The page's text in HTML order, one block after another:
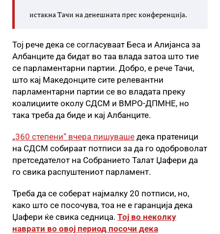
истакна Тачи на денешната прес конференција.
Тој рече дека се согласуваат Беса и Алијанса за
Албанците да бидат во таа влада затоа што тие
се парламентарни партии. Добро, е рече Тачи,
што кај Македонците сите релевантни
парламентарни партии се во владата преку
коалициите околу СДСМ и ВМРО-ДПМНЕ, но
така треба да биде и кај Албанците.
„360 степени“ вчера пишуваше дека пратеници
на СДСМ собираат потписи за да го одоброволат
претседателот на Собранието Талат Џафери да
го свика распуштениот парламент.
Треба да се соберат најмалку 20 потписи, но,
како што се посочува, тоа не е гаранција дека
Џафери ќе свика седница. Тој во неколку
наврати во овој период посочи дека